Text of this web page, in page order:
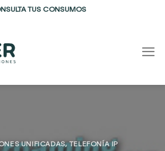
TUS CONSUMOS
UNIFICADAS,TELEFONÍA IP